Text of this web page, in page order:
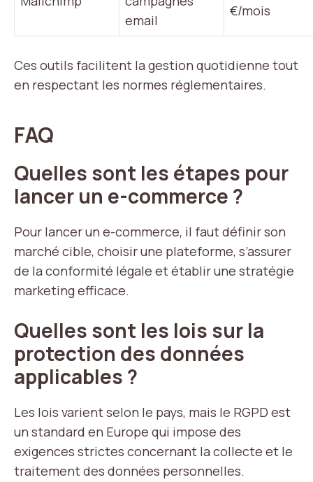
email
€/mois
Ces outils facilitent la gestion quotidienne tout
en respectant les normes réglementaires.
FAQ
Quelles sont les étapes pour
lancer un e-commerce ?
Pour lancer un e-commerce, il faut définir son
marché cible, choisir une plateforme, s’assurer
de la conformité légale et établir une stratégie
marketing efficace.
Quelles sont les lois sur la
protection des données
applicables ?
Les lois varient selon le pays, mais le RGPD est
un standard en Europe qui impose des
exigences strictes concernant la collecte et le
traitement des données personnelles.